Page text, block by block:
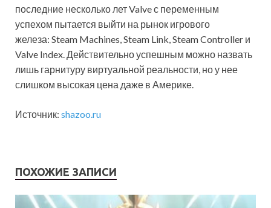
последние несколько лет Valve с переменным
успехом пытается выйти на рынок игрового
железа: Steam Machines, Steam Link, Steam Controller и
Valve Index. Действительно успешным можно назвать
лишь гарнитуру виртуальной реальности, но у нее
слишком высокая цена даже в Америке.
Источник: shazoo.ru
ПОХОЖИЕ ЗАПИСИ